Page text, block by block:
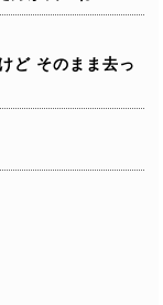
ど そのまま去っ